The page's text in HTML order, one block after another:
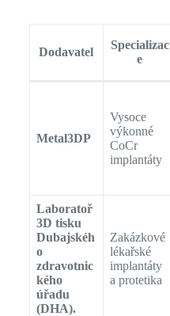
Dodavatel
Specializac
e
Metal3DP
Vysoce
výkonné
CoCr
implantáty
Laboratoř
3D tisku
Dubajskéh
o
zdravotnic
kého
úřadu
(DHA).
Zakázkové
lékařské
implantáty
a protetika